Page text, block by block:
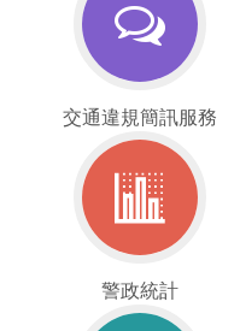
通
規
簡
務
交通違規簡訊服務
政
警政統計